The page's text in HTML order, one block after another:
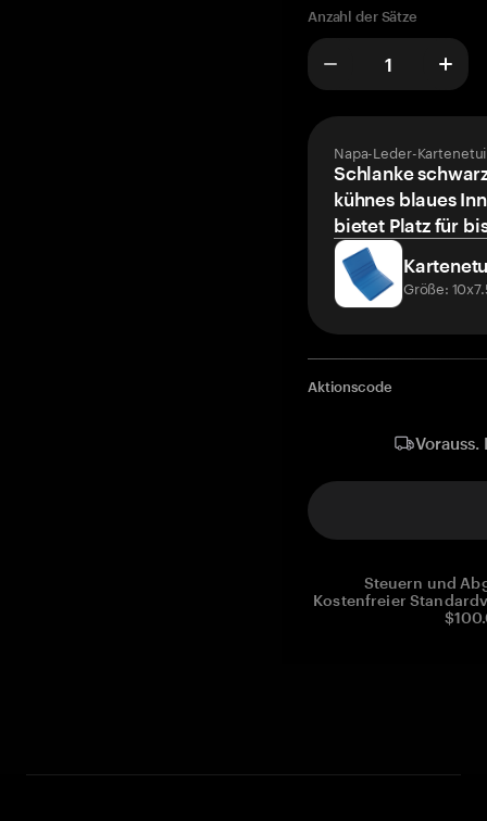
Anzahl der Sätze
Napa-Leder-
Schlanke
kühnes blaues
bietet Platz für
Größe:
Aktionscode
Steuern und
Kostenfreier